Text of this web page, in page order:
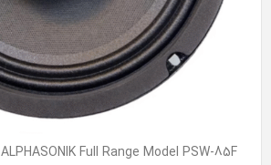
ALPHASONIK Full Range Model PSW-85F فول رنج آلفاسونیک 85